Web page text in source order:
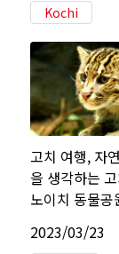
Kochi
고치 여행, 자
을 생각하는
노이치 동물공
2023/03/23